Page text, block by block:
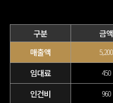
구분 금액
매출액
5,200
임대료 450
인건비 960